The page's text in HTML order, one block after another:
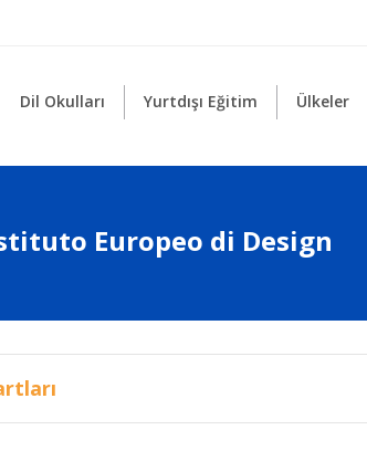
Dil Okulları Yurtdışı Eğitim Ülkeler
Europeo di Design